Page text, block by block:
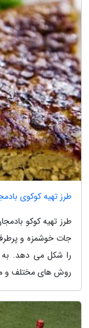
طرز تهیه کوکوی
طرز تهیه کوکو
جات خوشمزه و
را شکل می دهد. به
روش های مختلف و